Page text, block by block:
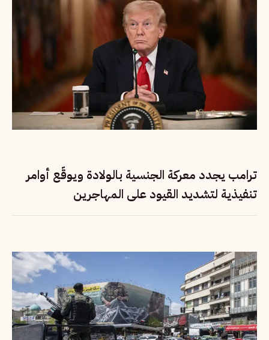
ترامب يجدد معركة الجنسية بالولادة ويوقّع أوامر
تنفيذية لتشديد القيود على المهاجرين